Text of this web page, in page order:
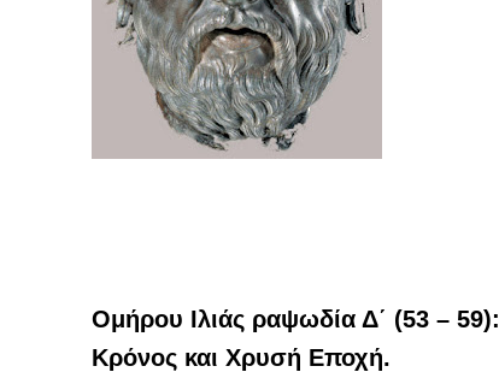
Ομήρου Ιλιάς ραψωδία Δ΄ (53 – 59):
Κρόνος και Χρυσή Εποχή.